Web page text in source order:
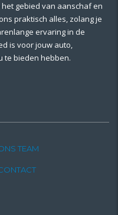
gebied van aanschaf en
praktisch alles, zolang je
ervaring in de
is voor jouw auto,
te bieden hebben.
TEAM